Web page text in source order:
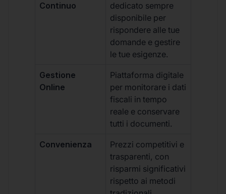
Continuo
dedicato sempre
disponibile per
rispondere alle tue
domande e gestire
le tue esigenze.
Gestione
Online
Piattaforma digitale
per monitorare i dati
fiscali in tempo
reale e conservare
tutti i documenti.
Convenienza
Prezzi competitivi e
trasparenti, con
risparmi significativi
rispetto ai metodi